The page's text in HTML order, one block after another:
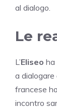
al dialogo.
Le
L’Eliseo ha
a dialogare
francese
incontro